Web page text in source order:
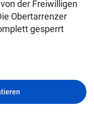
der Freiwilligen
Obertarrenzer
gesperrt